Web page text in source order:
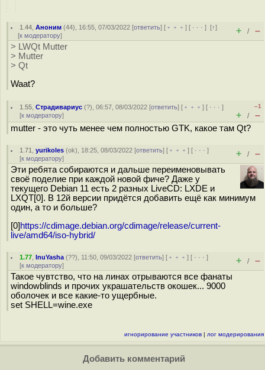
1.44 ,Аноним (44), 16:55, 07/03/2022 [ответить] [ ﹢﹢﹢] [ · · ·][↑]
[к модератору] + / –
> LWQt Mutter
> Mutter
> Qt
Waat?
1.55 ,Страдивариус (?), 06:57, 08/03/2022 [ответить] [ ﹢﹢﹢] [ · · ·]
[к модератору]
–1
+ / –
mutter - это чуть менее чем полностью GTK, какое там Qt?
1.71 ,yurikoles (ok), 18:25, 08/03/2022 [ответить] [ ﹢﹢﹢] [ · · ·]
[к модератору] + / –
Эти ребята собираются и дальше переименовывать
своё поделие при каждой новой фиче? Даже у
текущего Debian 11 есть 2 разных LiveCD: LXDE и
LXQT[0]. В 12й версии придётся добавить ещё как минимум
один, а то и больше?
[0] https://cdimage.debian.org/cdimage/release/current-
live/amd64/iso-hybrid/
1.77 ,InuYasha (??), 11:50, 09/03/2022 [ответить] [ ﹢﹢﹢] [ · · ·]
[к модератору] + / –
Такое чувтство, что на линах отрываются все фанаты
windowblinds и прочих украшательств окошек... 9000
оболочек и все какие-то ущербные.
set SHELL=wine.exe
игнорирование участников | лог модерирования
Добавить комментарий